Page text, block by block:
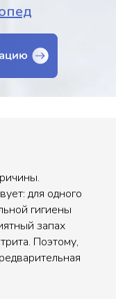
для одного
гигиены
запах
Поэтому,